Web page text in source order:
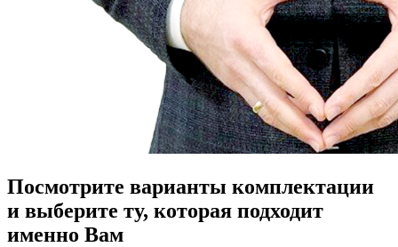
Посмотрите варианты комплектации
и выберите ту, которая подходит
именно Вам